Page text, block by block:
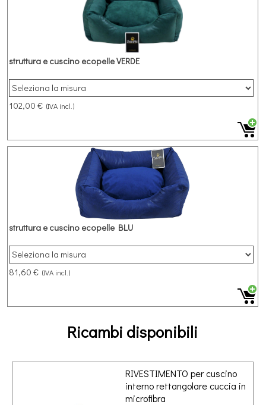
struttura e cuscino ecopelle VERDE
102,00 € (IVA incl.)
struttura e cuscino ecopelle BLU
81,60 € (IVA incl.)
Ricambi disponibili
RIVESTIMENTO per cuscino
interno rettangolare cuccia in
microfibra